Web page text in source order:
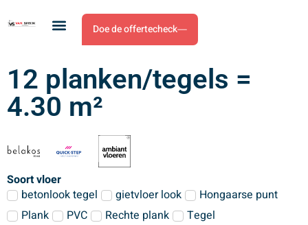
Doe de offertecheck
12 planken/tegels =
4.30 m²
Soort vloer
betonlook tegel
gietvloer look
Hongaarse punt
Plank
PVC Rechte plank
Tegel